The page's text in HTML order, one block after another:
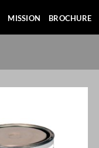
MISSION BROCHURE